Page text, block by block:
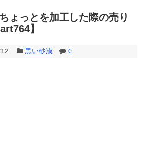
ょっとを加工した際の売り
】
黒い砂漠 0